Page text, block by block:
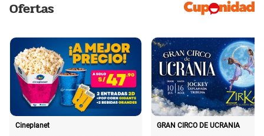
Ofertas
Cineplanet GRAN CIRCO DE UCRANIA